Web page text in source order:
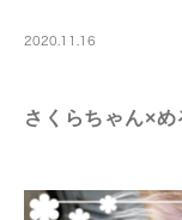
2020.11.16
さくらちゃん×め